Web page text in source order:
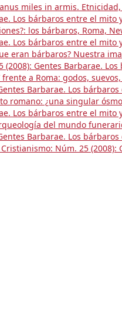
miles in armis.
Los bárbaros entre el mito
los bárbaros, Roma,
Los bárbaros entre el mito
eran bárbaros? Nuestra
Gentes Barbarae.
a Roma: godos,
Barbarae. Los
romano: ¿una singular
Los bárbaros entre el mito
del mundo
Barbarae. Los
Núm. 25 (2008):